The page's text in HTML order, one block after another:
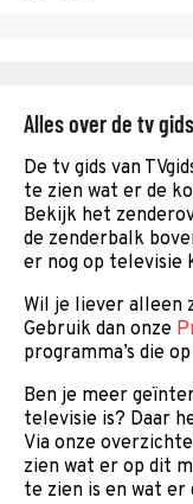
Alles over de tv gids
De tv gids van
te zien wat er de
Bekijk het
de zenderbalk
er nog op televisie
Wil je liever alleen
Gebruik dan onze
programma’s die
Ben je meer
televisie is? Daar
Via onze
zien wat er op dit
te zien is en wat er